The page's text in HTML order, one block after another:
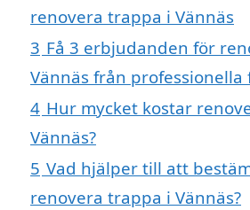
renovera trappa i Vännäs
3 Få 3 erbjudanden för
Vännäs från professionella
4 Hur mycket kostar
Vännäs?
5 Vad hjälper till att
renovera trappa i Vännäs?